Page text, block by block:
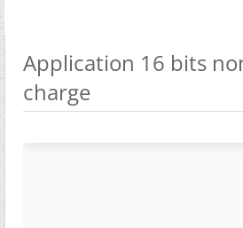
Application 16 bits
charge